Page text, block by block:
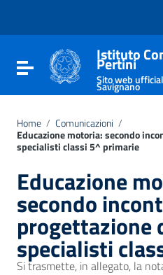
Vai al footer
Attiva / disattiva la
Istituto
Pertini
Sito web
Savignano
Home / Comunicazioni /
Educazione motoria: secondo
specialisti classi 5^ primarie
Educazione
secondo
progettazione
specialisti
Si trasmette, in allegato, la